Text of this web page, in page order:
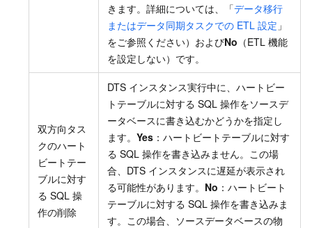
きます。詳細については、「データ移行
またはデータ同期タスクでの ETL 設定 」
をご参照ください）およびNo （ETL 機能
を設定しない）です。
双方向タス
クのハート
ビートテー
ブルに対す
る SQL 操
作の削除
DTS インスタンス実行中に、ハートビー
トテーブルに対する SQL 操作をソースデ
ータベースに書き込むかどうかを指定し
ます。 Yes ：ハートビートテーブルに対す
る SQL 操作を書き込みません。この場
合、DTS インスタンスに遅延が表示され
る可能性があります。 No ：ハートビート
テーブルに対する SQL 操作を書き込みま
す。この場合、ソースデータベースの物